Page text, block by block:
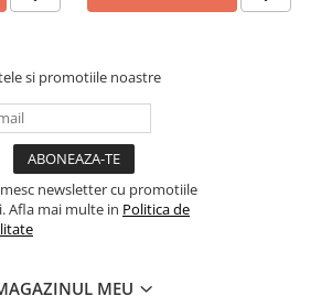
si promotiile noastre
newsletter cu promotiile
Afla mai multe in Politica de
MEU